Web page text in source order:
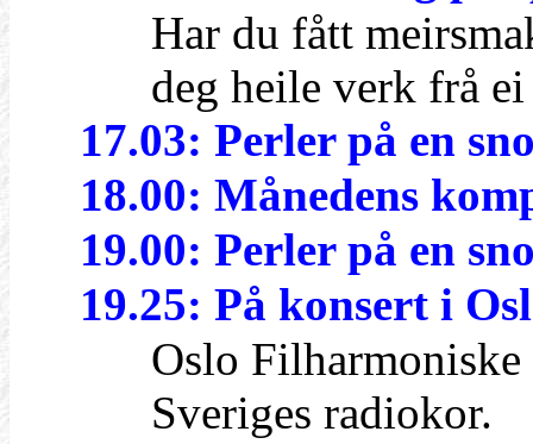
Har du fått meirsmak
deg heile verk frå ei
17.03: Perler på en
18.00: Månedens
19.00: Perler på en
19.25: På konsert i
Oslo Filharmoniske
Sveriges radiokor.